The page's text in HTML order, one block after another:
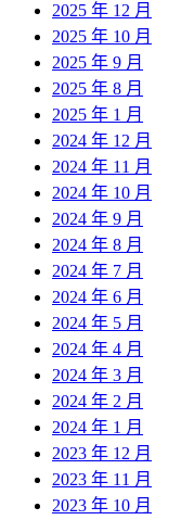
2025 年 12 月
2025 年 10 月
2025 年 9 月
2025 年 8 月
2025 年 1 月
2024 年 12 月
2024 年 11 月
2024 年 10 月
2024 年 9 月
2024 年 8 月
2024 年 7 月
2024 年 6 月
2024 年 5 月
2024 年 4 月
2024 年 3 月
2024 年 2 月
2024 年 1 月
2023 年 12 月
2023 年 11 月
2023 年 10 月